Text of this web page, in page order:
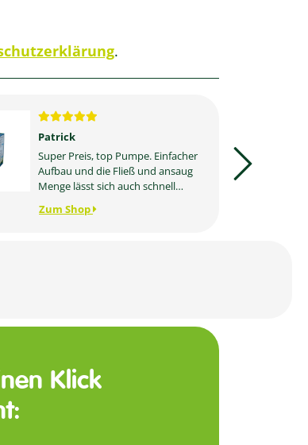
.
Patrick
Super Preis, top Pumpe. Einfacher
Aufbau und die Fließ und ansaug
Menge lässt sich auch schnell
Zum Shop
Klick